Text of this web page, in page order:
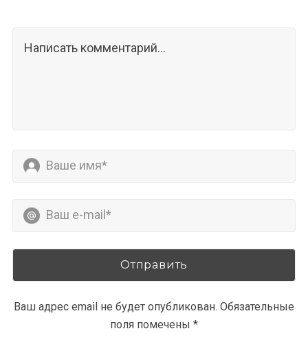
Ваш адрес email не будет опубликован. Обязательные
поля помечены *